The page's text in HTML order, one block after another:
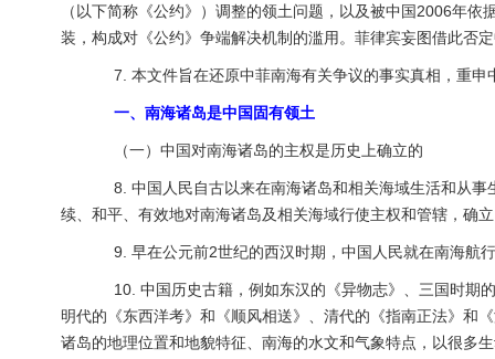
（以下简称《公约》）调整的领土问题，以及被中国2006年
装，构成对《公约》争端解决机制的滥用。菲律宾妄图借此否
7. 本文件旨在还原中菲南海有关争议的事实真相，重申
一、南海诸岛是中国固有领土
（一）中国对南海诸岛的主权是历史上确立的
8. 中国人民自古以来在南海诸岛和相关海域生活和从事
续、和平、有效地对南海诸岛及相关海域行使主权和管辖，确
9. 早在公元前2世纪的西汉时期，中国人民就在南海航
10. 中国历史古籍，例如东汉的《异物志》、三国时期
明代的《东西洋考》和《顺风相送》、清代的《指南正法》和
诸岛的地理位置和地貌特征、南海的水文和气象特点，以很多